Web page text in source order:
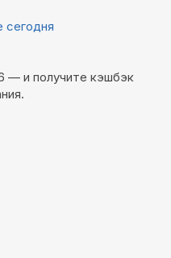
сегодня
— и получите кэшбэк